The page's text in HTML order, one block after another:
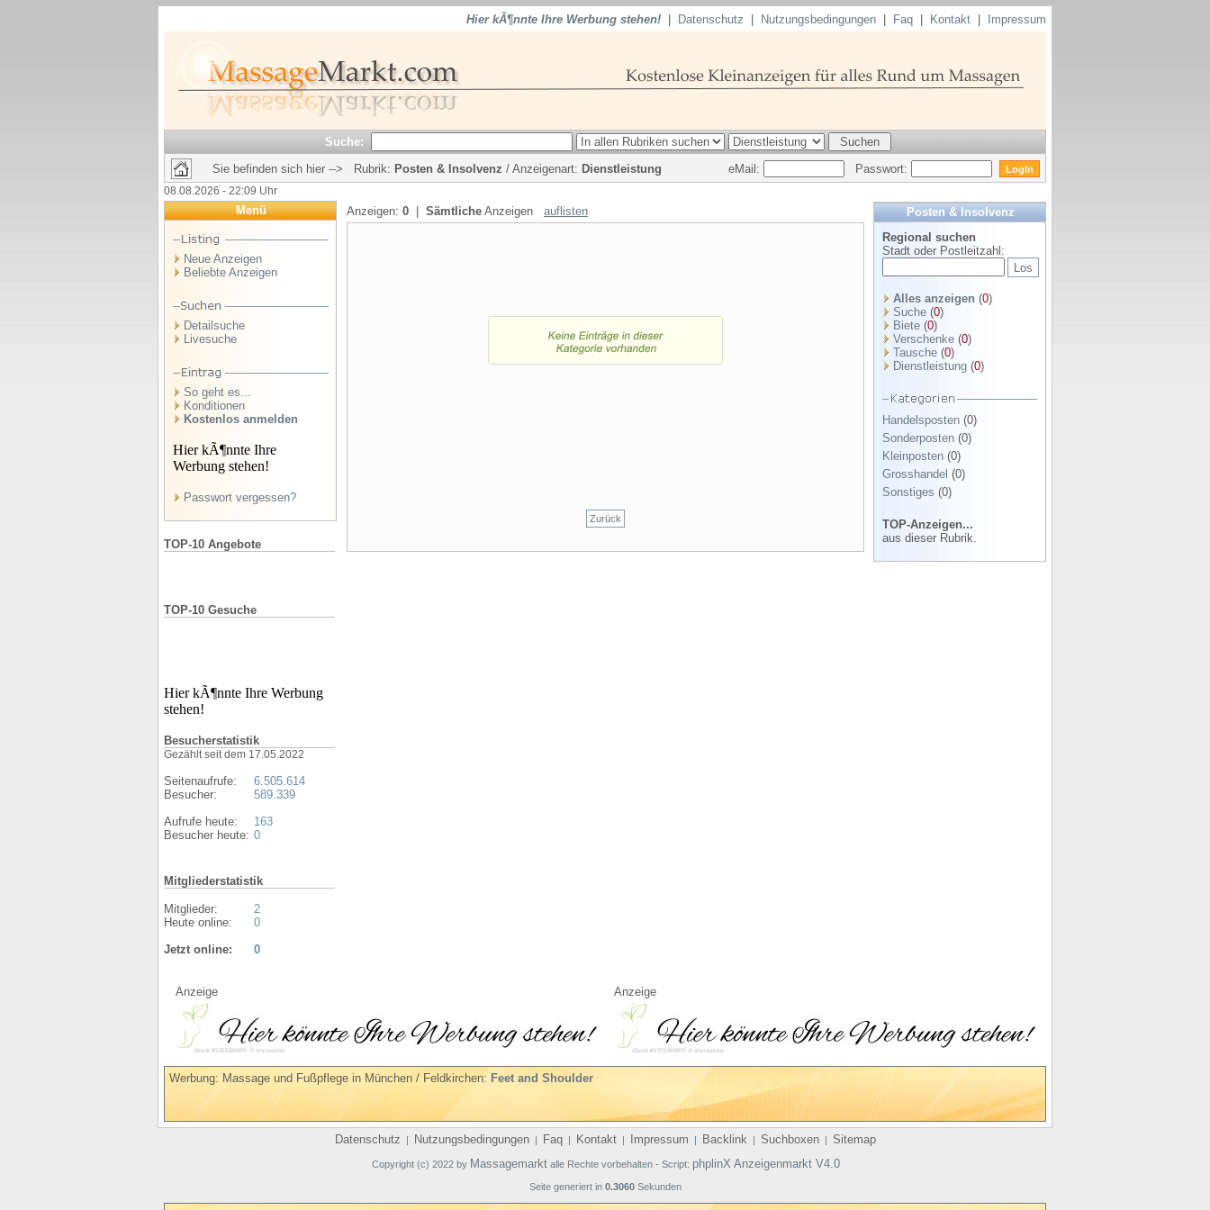
Hier kÃ¶nnte Ihre Werbung stehen! Datenschutz Nutzungsbedingungen Faq Kontakt Impressum
Suche:
Sie befinden sich hier --> Rubrik: Posten & Insolvenz / Anzeigenart: Dienstleistung eMail: Passwort:
08.08.2026 - 22:09 Uhr
Menü
Neue Anzeigen
Beliebte Anzeigen
Detailsuche
Livesuche
So geht es...
Konditionen
Kostenlos anmelden
Hier kÃ¶nnte Ihre
Werbung stehen!
Passwort vergessen?
TOP-10 Angebote
TOP-10 Gesuche
Hier kÃ¶nnte Ihre Werbung
stehen!
Besucherstatistik
Gezählt seit dem 17.05.2022
Seitenaufrufe:
Besucher:
Aufrufe heute:
Besucher heute:
6.505.614
589.339
163
0
Mitgliederstatistik
Mitglieder:
Heute online:
2
0
Jetzt online:
0
Anzeigen: 0 Sämtliche Anzeigen auflisten
Zurück
Posten & Insolvenz
Regional suchen
Stadt oder Postleitzahl:
Alles anzeigen (0)
Suche (0)
Biete (0)
Verschenke (0)
Tausche (0)
Dienstleistung (0)
Handelsposten (0)
Sonderposten (0)
Kleinposten (0)
Grosshandel (0)
Sonstiges (0)
TOP-Anzeigen...
aus dieser Rubrik.
Anzeige Anzeige
Werbung: Massage und Fußpflege in München / Feldkirchen: Feet and Shoulder
Datenschutz | Nutzungsbedingungen | Faq | Kontakt | Impressum | Backlink | Suchboxen | Sitemap
Copyright (c) 2022 by Massagemarktalle Rechte vorbehalten - Script: phplinX Anzeigenmarkt V4.0
Seite generiert in 0.3060 Sekunden